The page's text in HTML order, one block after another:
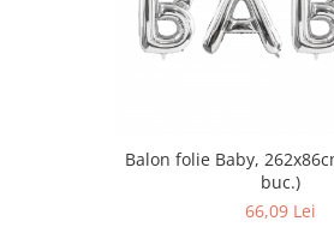
Balon folie Baby,
buc.)
66,09 Lei